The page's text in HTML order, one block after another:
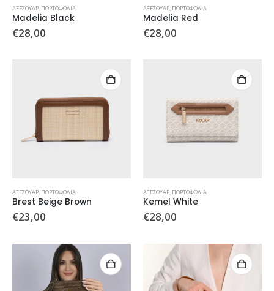
ΑΞΕΣΟΥΆΡ, ΠΟΡΤΟΦΌΛΙΑ
Madelia Black
€28,00
ΑΞΕΣΟΥΆΡ, ΠΟΡΤΟΦΌΛΙΑ
Madelia Red
€28,00
ΑΞΕΣΟΥΆΡ, ΠΟΡΤΟΦΌΛΙΑ
Brest Beige Brown
€23,00
ΑΞΕΣΟΥΆΡ, ΠΟΡΤΟΦΌΛΙΑ
Kemel White
€28,00